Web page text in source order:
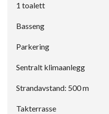
1 toalett
Basseng
Parkering
Sentralt klimaanlegg
Strandavstand: 500 m
Takterrasse